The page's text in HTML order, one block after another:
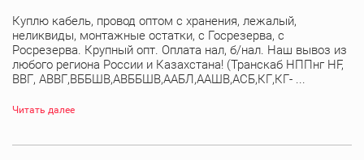
Куплю кабель, провод оптом с хранения, лежалый,
неликвиды, монтажные остатки, с Госрезерва, с
Росрезерва. Крупный опт. Оплата нал, б/нал. Наш вывоз из
любого региона России и Казахстана! (Транскаб НППнг HF,
ВВГ, АВВГ,ВББШВ,АВББШВ,ААБЛ,ААШВ,АСБ,КГ,КГ- ...
Читать далее